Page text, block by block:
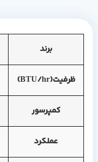
ظرفیت(BTU/hr)
کمپرسور
عملکرد